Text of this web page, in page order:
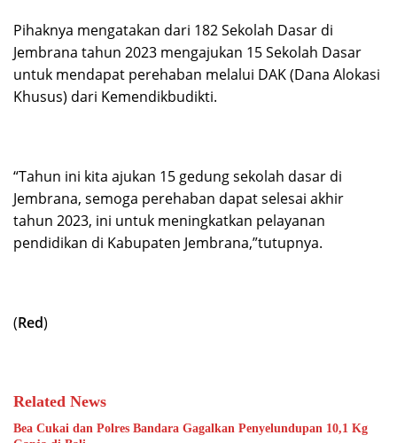
Pihaknya mengatakan dari 182 Sekolah Dasar di
Jembrana tahun 2023 mengajukan 15 Sekolah Dasar
untuk mendapat perehaban melalui DAK (Dana Alokasi
Khusus) dari Kemendikbudikti.
“Tahun ini kita ajukan 15 gedung sekolah dasar di
Jembrana, semoga perehaban dapat selesai akhir
tahun 2023, ini untuk meningkatkan pelayanan
pendidikan di Kabupaten Jembrana,”tutupnya.
(Red)
Related News
Bea Cukai dan Polres Bandara Gagalkan Penyelundupan 10,1 Kg